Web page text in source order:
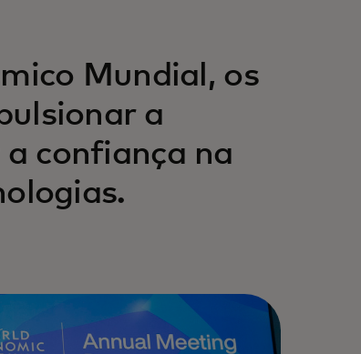
Mundial, os
a
confiança na